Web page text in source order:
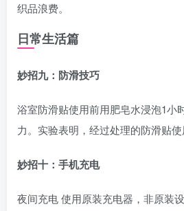
织品浪费。
日常生活篇
妙招九：防滑技巧
浴室防滑贴使用前用肥皂水浸泡1小
力。实验表明，经过处理的防滑贴使
妙招十：手机充电
夜间充电 使用原装充电器，非原装